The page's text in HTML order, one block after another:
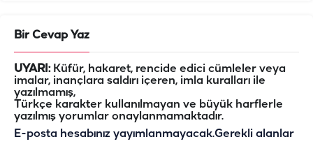
Bir Cevap Yaz
UYARI:Küfür, hakaret, rencide edici cümleler veya
imalar, inançlara saldırı içeren, imla kuralları ile
yazılmamış,
Türkçe karakter kullanılmayan ve büyük harflerle
yazılmış yorumlar onaylanmamaktadır.
E-posta hesabınız yayımlanmayacak.Gerekli alanlar